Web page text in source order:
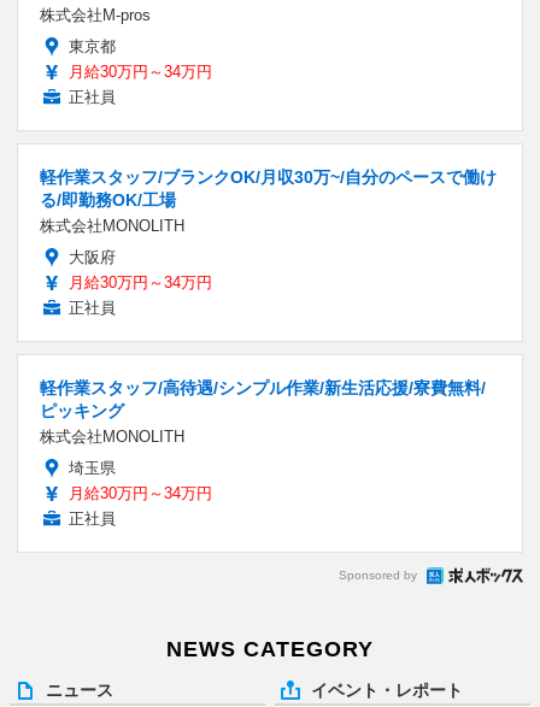
株式会社M-pros
東京都
月給30万円～34万円
正社員
軽作業スタッフ/ブランクOK/月収30万~/自分のペースで働け
る/即勤務OK/工場
株式会社MONOLITH
大阪府
月給30万円～34万円
正社員
軽作業スタッフ/高待遇/シンプル作業/新生活応援/寮費無料/
ピッキング
株式会社MONOLITH
埼玉県
月給30万円～34万円
正社員
Sponsored by
NEWS CATEGORY
ニュース イベント・レポート